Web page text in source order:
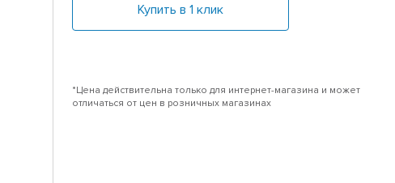
Купить в 1 клик
*Цена действительна только для интернет-магазина и может
отличаться от цен в розничных магазинах